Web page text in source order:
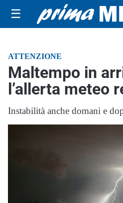
☰
ATTENZIONE
Maltempo in
l’allerta meteo
Instabilità anche domani e